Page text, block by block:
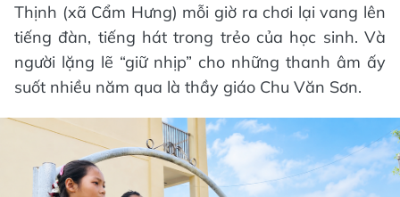
Thịnh (xã Cẩm Hưng) mỗi giờ ra chơi lại vang lên
tiếng đàn, tiếng hát trong trẻo của học sinh. Và
người lặng lẽ “giữ nhịp” cho những thanh âm ấy
suốt nhiều năm qua là thầy giáo Chu Văn Sơn.